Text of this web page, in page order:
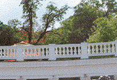
нынешнюю
развития»,